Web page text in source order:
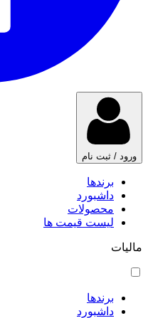
ورود / ثبت نام
برندها
داشبورد
محصولات
لیست قیمت ها
مالیات
برندها
داشبورد